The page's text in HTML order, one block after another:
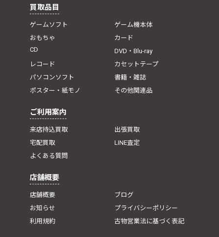
買取品目
ゲームソフト
ゲーム機本体
おもちゃ
カード
CD
DVD・Blu-ray
レコード
カセットテープ
パソコンソフト
書籍・雑誌
ポスター・紙モノ
その他関連品
ご利用案内
来店持込買取
出張買取
宅配買取
LINE査定
よくある質問
店舗概要
店舗概要
ブログ
お知らせ
プライバシーポリシー
利用規約
古物営業法に基づく表記